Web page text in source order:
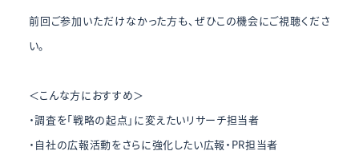
前回ご参加いただけなかった方も、ぜひこの機会にご視聴くださ
い。
＜こんな方におすすめ＞
・調査を「戦略の起点」に変えたいリサーチ担当者
・自社の広報活動をさらに強化したい広報・PR担当者